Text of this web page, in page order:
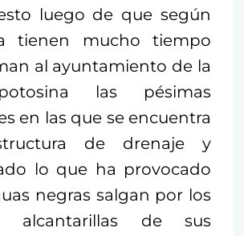
luego de que según
tienen mucho tiempo
al ayuntamiento de la
las pésimas
en las que se encuentra
de drenaje y
lo que ha provocado
negras salgan por los
alcantarillas de sus